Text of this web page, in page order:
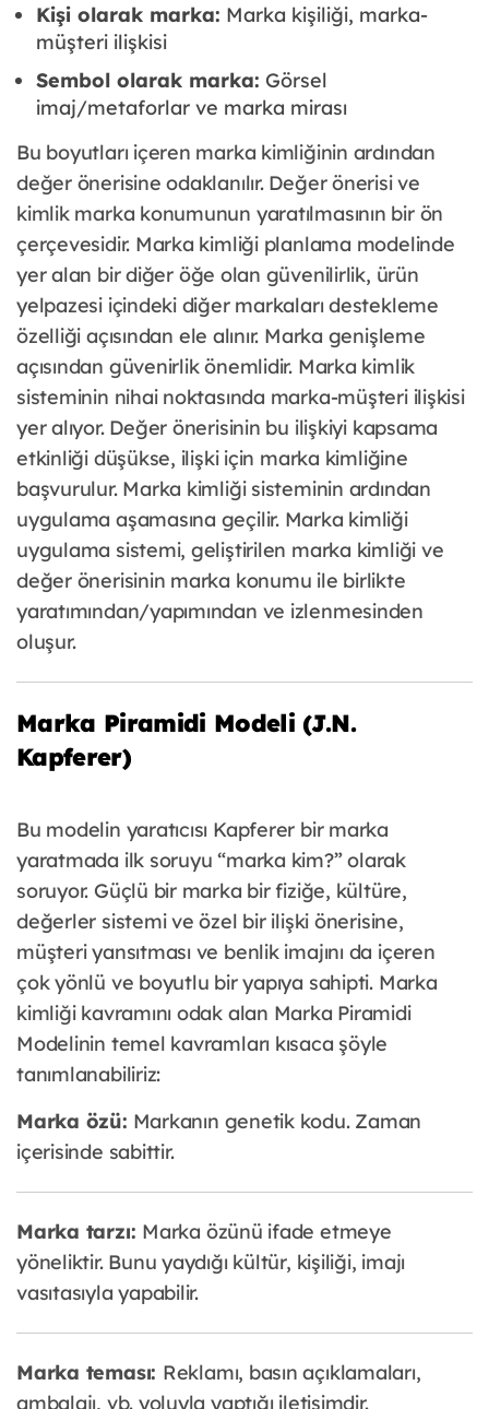
Kişi olarak marka: Marka kişiliği, marka-
müşteri ilişkisi
Sembol olarak marka: Görsel
imaj/metaforlar ve marka mirası
Bu boyutları içeren marka kimliğinin ardından
değer önerisine odaklanılır. Değer önerisi ve
kimlik marka konumunun yaratılmasının bir ön
çerçevesidir. Marka kimliği planlama modelinde
yer alan bir diğer öğe olan güvenilirlik, ürün
yelpazesi içindeki diğer markaları destekleme
özelliği açısından ele alınır. Marka genişleme
açısından güvenirlik önemlidir. Marka kimlik
sisteminin nihai noktasında marka-müşteri ilişkisi
yer alıyor. Değer önerisinin bu ilişkiyi kapsama
etkinliği düşükse, ilişki için marka kimliğine
başvurulur. Marka kimliği sisteminin ardından
uygulama aşamasına geçilir. Marka kimliği
uygulama sistemi, geliştirilen marka kimliği ve
değer önerisinin marka konumu ile birlikte
yaratımından/yapımından ve izlenmesinden
oluşur.
Marka Piramidi Modeli (J.N.
Kapferer)
Bu modelin yaratıcısı Kapferer bir marka
yaratmada ilk soruyu “marka kim?” olarak
soruyor. Güçlü bir marka bir fiziğe, kültüre,
değerler sistemi ve özel bir ilişki önerisine,
müşteri yansıtması ve benlik imajını da içeren
çok yönlü ve boyutlu bir yapıya sahipti. Marka
kimliği kavramını odak alan Marka Piramidi
Modelinin temel kavramları kısaca şöyle
tanımlanabiliriz:
Marka özü: Markanın genetik kodu. Zaman
içerisinde sabittir.
Marka tarzı: Marka özünü ifade etmeye
yöneliktir. Bunu yaydığı kültür, kişiliği, imajı
vasıtasıyla yapabilir.
Marka teması: Reklamı, basın açıklamaları,
ambalajı, vb. yoluyla yaptığı iletişimdir.